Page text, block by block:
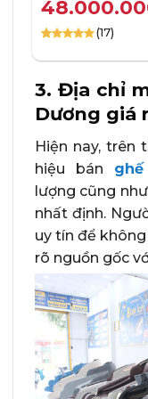
gốc
là:
hiện
tại
là:
dựa trên
(17)
3. Địa chỉ
Dương giá
Hiện nay, trên
hiệu bán
lượng cũng
nhất định.
uy tín để
rõ nguồn gốc